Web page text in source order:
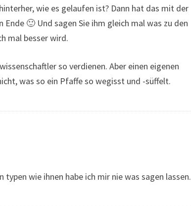
wie es gelaufen ist? Dann hat das mit der
🙂 Und sagen Sie ihm gleich mal was zu den
mal besser wird.
so verdienen. Aber einen eigenen
was so ein Pfaffe so wegisst und -süffelt.
typen wie ihnen habe ich mir nie was sagen lassen.